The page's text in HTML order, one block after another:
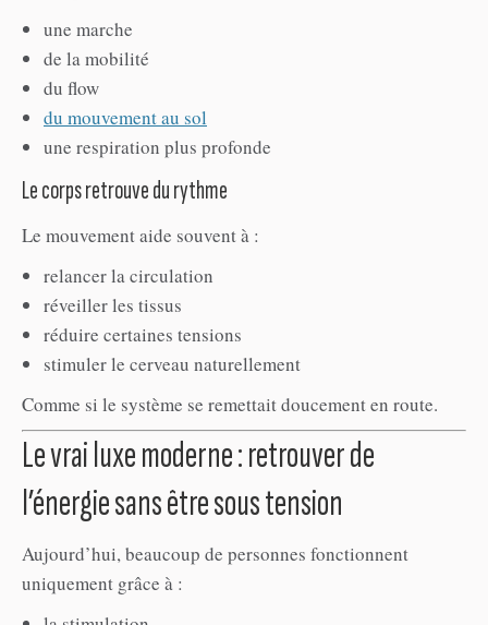
une marche
de la mobilité
du flow
du mouvement au sol
une respiration plus profonde
Le corps retrouve du rythme
Le mouvement aide souvent à :
relancer la circulation
réveiller les tissus
réduire certaines tensions
stimuler le cerveau naturellement
Comme si le système se remettait doucement en route.
Le vrai luxe moderne : retrouver de
l’énergie sans être sous tension
Aujourd’hui, beaucoup de personnes fonctionnent
uniquement grâce à :